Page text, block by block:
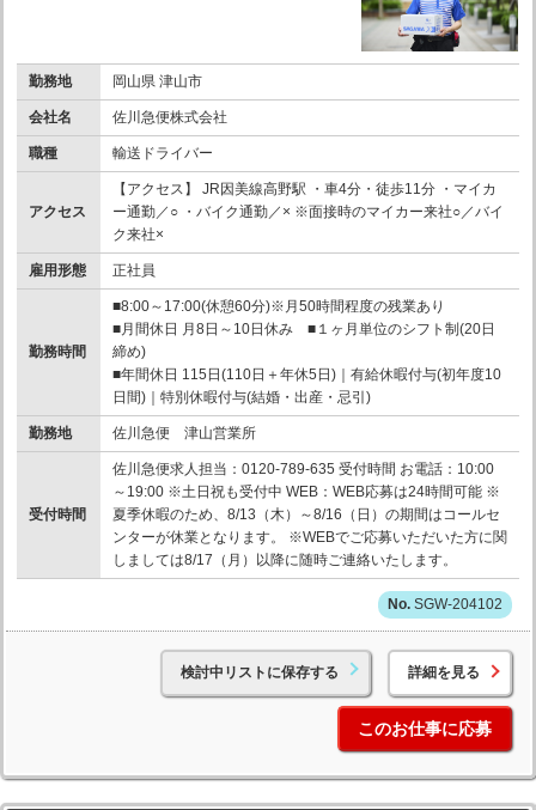
勤務地 岡山県 津山市
会社名 佐川急便株式会社
職種 輸送ドライバー
アクセス
【アクセス】 JR因美線高野駅 ・車4分・徒歩11分 ・マイカ
ー通勤／○ ・バイク通勤／× ※面接時のマイカー来社○／バイ
ク来社×
雇用形態 正社員
勤務時間
■8:00～17:00(休憩60分)※月50時間程度の残業あり
■月間休日 月8日～10日休み ■１ヶ月単位のシフト制(20日
締め)
■年間休日 115日(110日＋年休5日)｜有給休暇付与(初年度10
日間)｜特別休暇付与(結婚・出産・忌引)
勤務地 佐川急便 津山営業所
受付時間
佐川急便求人担当：0120-789-635 受付時間 お電話：10:00
～19:00 ※土日祝も受付中 WEB：WEB応募は24時間可能 ※
夏季休暇のため、8/13（木）～8/16（日）の期間はコールセ
ンターが休業となります。 ※WEBでご応募いただいた方に関
しましては8/17（月）以降に随時ご連絡いたします。
SGW-204102
検討中リストに保存する 詳細を見る
このお仕事に応募